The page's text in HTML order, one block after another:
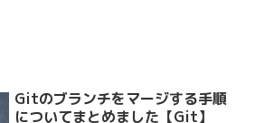
Gitのブランチをマージする手順
についてまとめました【Git】